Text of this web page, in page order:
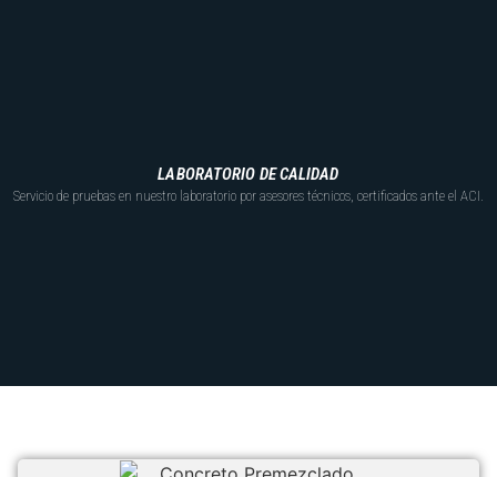
LABORATORIO DE CALIDAD
Servicio de pruebas en nuestro laboratorio por asesores técnicos, certificados ante el ACI.